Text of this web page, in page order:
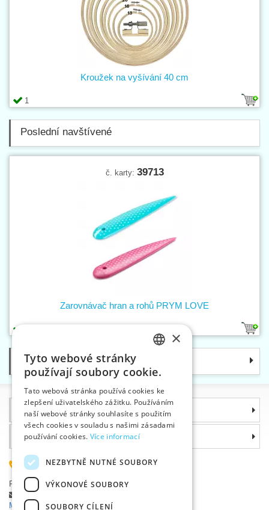
1
Kroužek na vyšívání 40 cm
Poslední navštívené
č. karty: 39713
Zarovnávač hran a rohů PRYM LOVE
Kategorie
Informace
Proč si zvolit právě nás
585 051 217
Plzeňská 868, 783 91 Uničov, Česká republika
Položit dotaz
Máte problémy s přihlášením ?
ENGLISH
GERMAN
×
Tyto webové stránky
používají soubory cookie.
Tato webová stránka používá cookies ke
zlepšení uživatelského zážitku. Používáním
naší webové stránky souhlasíte s použitím
všech cookies v souladu s našimi zásadami
používání cookies. Více informací
NEZBYTNĚ NUTNÉ SOUBORY
VÝKONOVÉ SOUBORY
SOUBORY CÍLENÍ